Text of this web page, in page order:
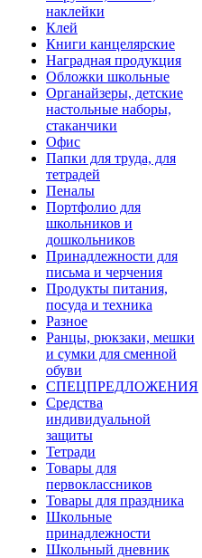
наклейки
Клей
Книги канцелярские
Наградная продукция
Обложки школьные
Органайзеры, детские
настольные наборы,
стаканчики
Офис
Папки для труда, для
тетрадей
Пеналы
Портфолио для
школьников и
дошкольников
Принадлежности для
письма и черчения
Продукты питания,
посуда и техника
Разное
Ранцы, рюкзаки, мешки
и сумки для сменной
обуви
СПЕЦПРЕДЛОЖЕНИЯ
Средства
индивидуальной
защиты
Тетради
Товары для
первоклассников
Товары для праздника
Школьные
принадлежности
Школьный дневник